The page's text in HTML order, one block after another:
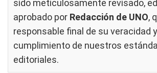
sido meticulosamente revisado,
aprobado por Redacción de UNO,
responsable final de su veracidad y
cumplimiento de nuestros
editoriales.